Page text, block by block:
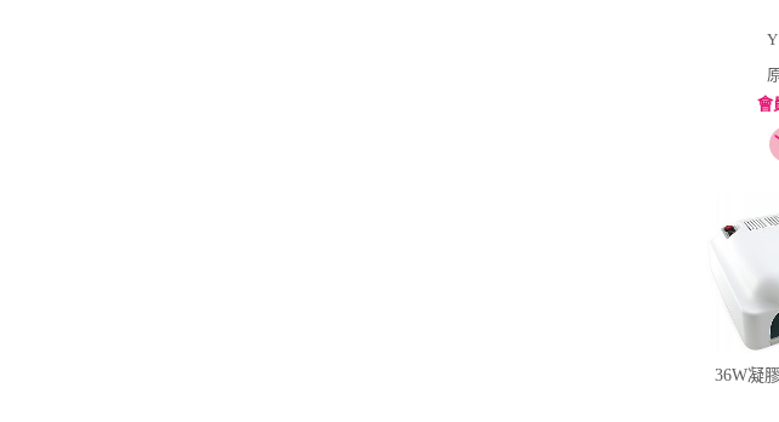
會
36W凝